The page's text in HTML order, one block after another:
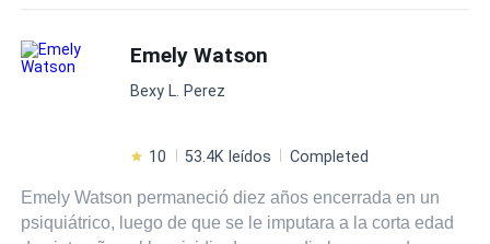
¿Qué es capaz de hacer una mujer despechada por
conseguir el amor de un hombre? Pero ¿qué sucede
cuando no es una mujer sino 3? Un asesinato y 3
llena de traición, mentiras, secretos y venganza, pero
Estimado lector para mayor comodidad tuya los tres libros
podrás encontrarlos en uno solo. Gracias por tu
Huida con un Bebé Identidad oculta
Emely Watson
Bexy L. Perez
10 53.4K leídos Completed
Emely Watson permaneció diez años encerrada en un
psiquiátrico, luego de que se le imputara a la corta edad